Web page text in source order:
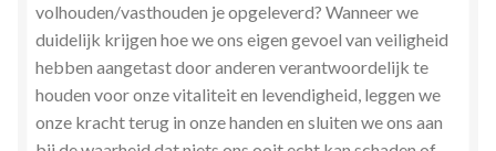
volhouden/vasthouden je opgeleverd? Wanneer we
duidelijk krijgen hoe we ons eigen gevoel van veiligheid
hebben aangetast door anderen verantwoordelijk te
houden voor onze vitaliteit en levendigheid, leggen we
onze kracht terug in onze handen en sluiten we ons aan